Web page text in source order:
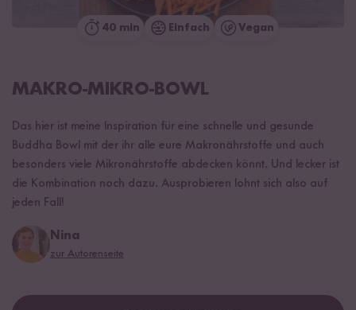
40 min Einfach Vegan
MAKRO-MIKRO-BOWL
Das hier ist meine Inspiration für eine schnelle und gesunde
Buddha Bowl mit der ihr alle eure Makronährstoffe und auch
besonders viele Mikronährstoffe abdecken könnt. Und lecker ist
die Kombination noch dazu. Ausprobieren lohnt sich also auf
jeden Fall!
Nina
zur Autorenseite